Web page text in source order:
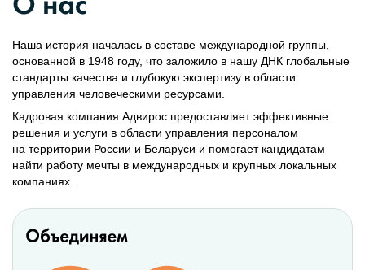
Наша история началась в составе международной группы,
основанной в 1948 году, что заложило в нашу ДНК глобальные
стандарты качества и глубокую экспертизу в области
управления человеческими ресурсами.
Кадровая компания Адвирос предоставляет эффективные
решения и услуги в области управления персоналом
на территории России и Беларуси и помогает кандидатам
найти работу мечты в международных и крупных локальных
компаниях.